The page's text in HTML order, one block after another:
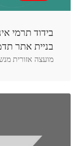
בניית אתר
מועצה אזורית מנשה.